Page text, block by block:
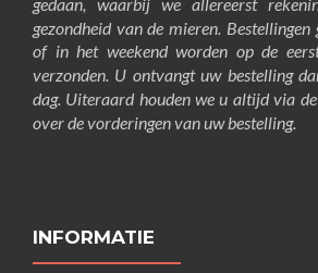
gezondheid van de mieren.
of in het weekend worden op de
verzonden. U ontvangt uw bestelling
dag. Uiteraard houden we u altijd via
over de vorderingen van uw bestelling.
INFORMATIE